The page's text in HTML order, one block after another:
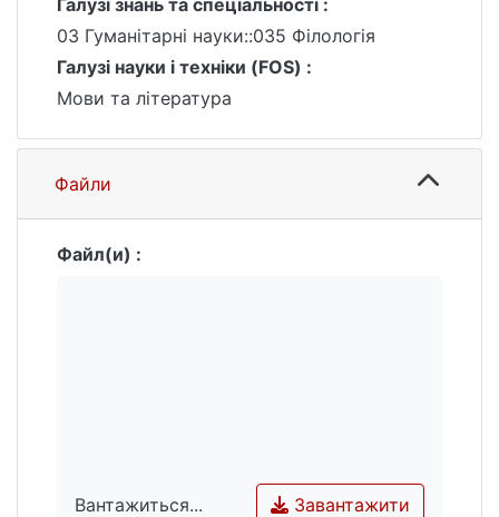
Галузі знань та спеціальності :
03 Гуманітарні науки::035 Філологія
Галузі науки і техніки (FOS) :
Мови та література
Файли
Файл(и) :
Вантажиться...
Завантажити